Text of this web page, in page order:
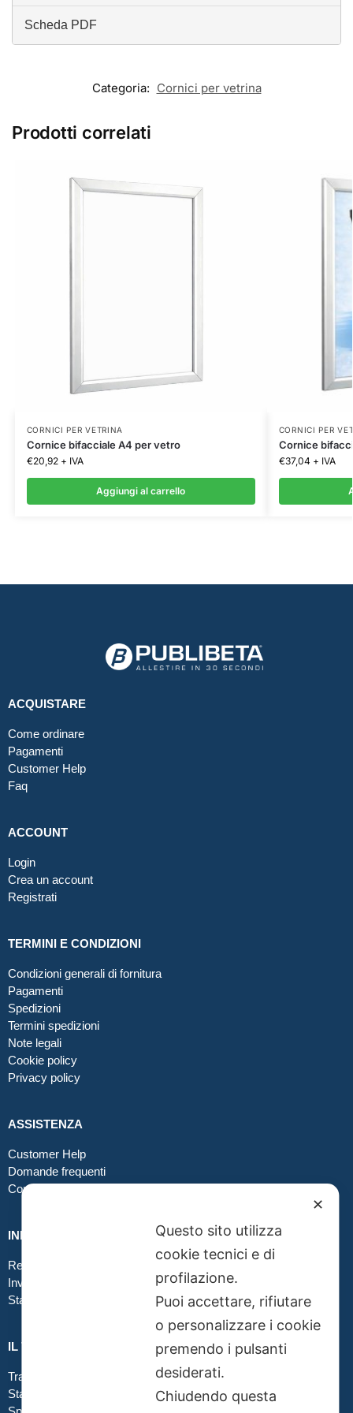
Scheda PDF
Categoria: Cornici per vetrina
Prodotti correlati
CORNICI PER VETRINA
Cornice bifacciale A4 per vetro
€20,92 + IVA
Aggiungi al carrello
CORNICI PER
Cornice
€37,04 + IVA
ACQUISTARE
Come ordinare
Pagamenti
Customer Help
Faq
ACCOUNT
Login
Crea un account
Registrati
TERMINI E CONDIZIONI
Condizioni generali di fornitura
Pagamenti
Spedizioni
Termini spedizioni
Note legali
Cookie policy
Privacy policy
ASSISTENZA
Customer Help
Domande frequenti
Contatti
INFO GRAFICA
Realizzare file corretti
Inviare file grafici
Stampa in tessuto
IL TUO ORDINE
Traccia la tua spedizione
Stato del tuo ordine
✕
Questo sito utilizza
cookie tecnici e di
profilazione.
Puoi accettare, rifiutare
o personalizzare i cookie
premendo i pulsanti
desiderati.
Chiudendo questa